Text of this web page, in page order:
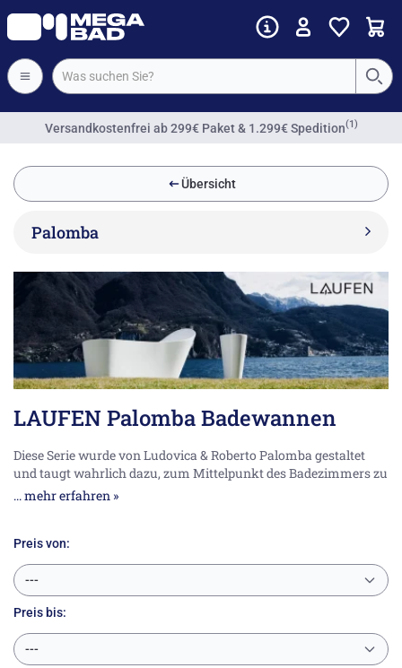
Versandkostenfrei ab 299€ Paket & 1.299€ Spedition(1)
Übersicht
Palomba
LAUFEN Palomba Badewannen
Diese Serie wurde von Ludovica & Roberto Palomba gestaltet
und taugt wahrlich dazu, zum Mittelpunkt des Badezimmers zu
werden, weil eineBadewanne
Rechteck-Badewanne entscheiden, besondere Beachtung
verdient aber die freistehende Badewanne mit einer fließenden
Form wie von der Natur gemacht - denn ein Bad zu nehmen, das
ist eine ursprüngliche, sinnliche Sache.
... mehr erfahren »
Preis von:
---
Preis bis:
---